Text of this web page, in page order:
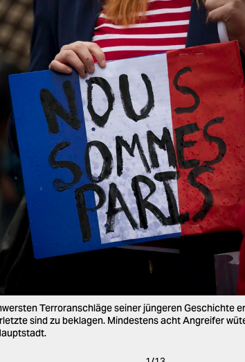
Terroranschläge seiner jüngeren Geschichte
sind zu beklagen. Mindestens acht Angreifer